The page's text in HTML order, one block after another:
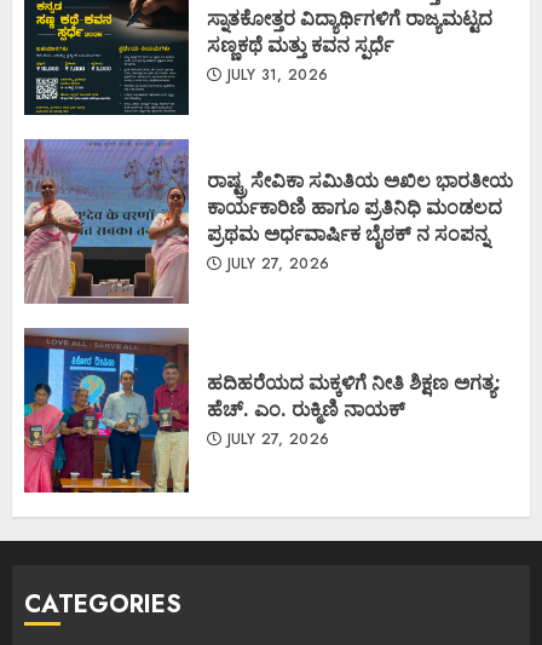
ಸ್ನಾತಕೋತ್ತರ ವಿದ್ಯಾರ್ಥಿಗಳಿಗೆ ರಾಜ್ಯಮಟ್ಟದ
ಸಣ್ಣಕಥೆ ಮತ್ತು ಕವನ ಸ್ಪರ್ಧೆ
JULY 31, 2026
ರಾಷ್ಟ್ರ ಸೇವಿಕಾ ಸಮಿತಿಯ ಅಖಿಲ ಭಾರತೀಯ
ಕಾರ್ಯಕಾರಿಣಿ ಹಾಗೂ ಪ್ರತಿನಿಧಿ ಮಂಡಲದ
ಪ್ರಥಮ ಅರ್ಧವಾರ್ಷಿಕ ಬೈಠಕ್ ನ ಸಂಪನ್ನ
JULY 27, 2026
ಹದಿಹರೆಯದ ಮಕ್ಕಳಿಗೆ ನೀತಿ ಶಿಕ್ಷಣ ಅಗತ್ಯ:
ಹೆಚ್. ಎಂ. ರುಕ್ಮಿಣಿ ನಾಯಕ್
JULY 27, 2026
CATEGORIES